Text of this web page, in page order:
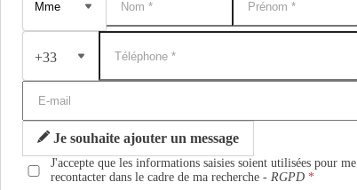
+33
Je souhaite ajouter un message
J'accepte que les informations saisies soient utilisées pour me
recontacter dans le cadre de ma recherche -RGPD